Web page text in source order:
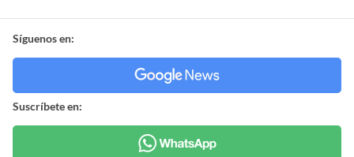
Síguenos en:
Suscríbete en: